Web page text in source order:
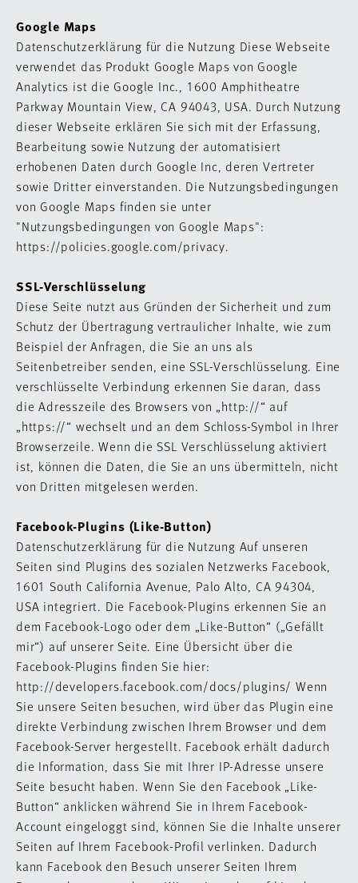
Google Maps
Datenschutzerklärung für die Nutzung Diese Webseite
verwendet das Produkt Google Maps von Google
Analytics ist die Google Inc., 1600 Amphitheatre
Parkway Mountain View, CA 94043, USA. Durch Nutzung
dieser Webseite erklären Sie sich mit der Erfassung,
Bearbeitung sowie Nutzung der automatisiert
erhobenen Daten durch Google Inc, deren Vertreter
sowie Dritter einverstanden. Die Nutzungsbedingungen
von Google Maps finden sie unter
"Nutzungsbedingungen von Google Maps":
https://policies.google.com/privacy.
SSL-Verschlüsselung
Diese Seite nutzt aus Gründen der Sicherheit und zum
Schutz der Übertragung vertraulicher Inhalte, wie zum
Beispiel der Anfragen, die Sie an uns als
Seitenbetreiber senden, eine SSL-Verschlüsselung. Eine
verschlüsselte Verbindung erkennen Sie daran, dass
die Adresszeile des Browsers von „http://“ auf
„https://“ wechselt und an dem Schloss-Symbol in Ihrer
Browserzeile. Wenn die SSL Verschlüsselung aktiviert
ist, können die Daten, die Sie an uns übermitteln, nicht
von Dritten mitgelesen werden.
Facebook-Plugins (Like-Button)
Datenschutzerklärung für die Nutzung Auf unseren
Seiten sind Plugins des sozialen Netzwerks Facebook,
1601 South California Avenue, Palo Alto, CA 94304,
USA integriert. Die Facebook-Plugins erkennen Sie an
dem Facebook-Logo oder dem „Like-Button“ („Gefällt
mir“) auf unserer Seite. Eine Übersicht über die
Facebook-Plugins finden Sie hier:
http://developers.facebook.com/docs/plugins/ Wenn
Sie unsere Seiten besuchen, wird über das Plugin eine
direkte Verbindung zwischen Ihrem Browser und dem
Facebook-Server hergestellt. Facebook erhält dadurch
die Information, dass Sie mit Ihrer IP-Adresse unsere
Seite besucht haben. Wenn Sie den Facebook „Like-
Button“ anklicken während Sie in Ihrem Facebook-
Account eingeloggt sind, können Sie die Inhalte unserer
Seiten auf Ihrem Facebook-Profil verlinken. Dadurch
kann Facebook den Besuch unserer Seiten Ihrem